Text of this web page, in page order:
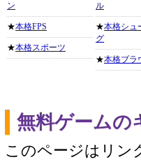
ン
★本格FPS
★本格スポーツ
ル
★本格シュ
グ
★本格ブラ
無料ゲームの
このページはリン